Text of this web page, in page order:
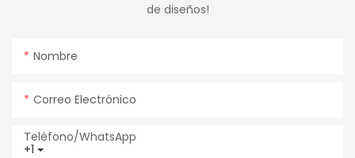
de diseños!
Nombre
Correo Electrónico
+1
Teléfono/WhatsApp